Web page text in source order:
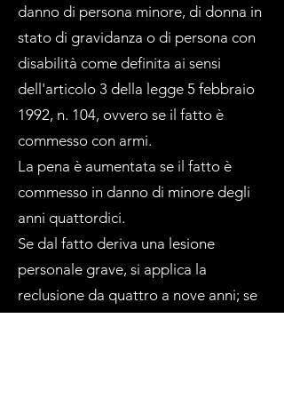
danno di persona minore, di donna in
stato di gravidanza o di persona con
disabilità come definita ai sensi
dell'articolo 3 della legge 5 febbraio
1992, n. 104, ovvero se il fatto è
commesso con armi.
La pena è aumentata se il fatto è
commesso in danno di minore degli
anni quattordici.
Se dal fatto deriva una lesione
personale grave, si applica la
reclusione da quattro a nove anni; se